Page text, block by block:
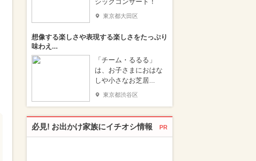
東京都大田区
想像する楽しさや表現する楽しさをたっぷり
味わえ...
「チーム・るるる」
は、お子さまにおはな
しや小さなお芝居...
東京都渋谷区
必見! お出かけ家族にイチオシ情報 PR